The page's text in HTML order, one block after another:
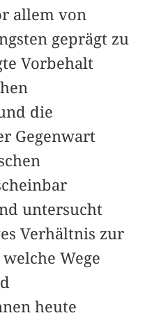
allem von
geprägt zu
Vorbehalt
die
Gegenwart
untersucht
Verhältnis zur
Wege
heute